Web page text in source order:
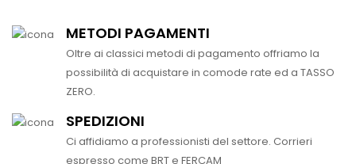
METODI PAGAMENTI
Oltre ai classici metodi di pagamento offriamo la
possibilità di acquistare in comode rate ed a TASSO
ZERO.
SPEDIZIONI
Ci affidiamo a professionisti del settore. Corrieri
espresso come BRT e FERCAM